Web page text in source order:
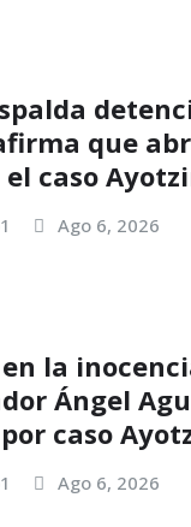
que
caso
Ago 6, 2026
la
Ángel
caso
Ago 6, 2026